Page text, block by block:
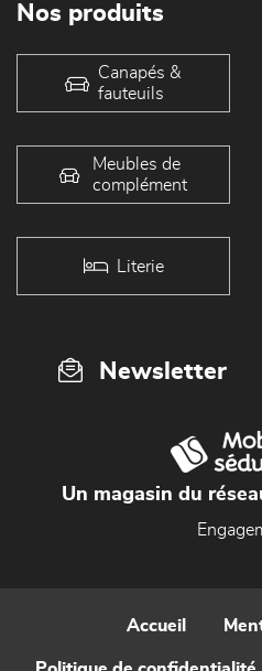
Nos produits
Canapés &
fauteuils
Meubles de
complément
Literie
Newsletter
Un magasin du
Accueil